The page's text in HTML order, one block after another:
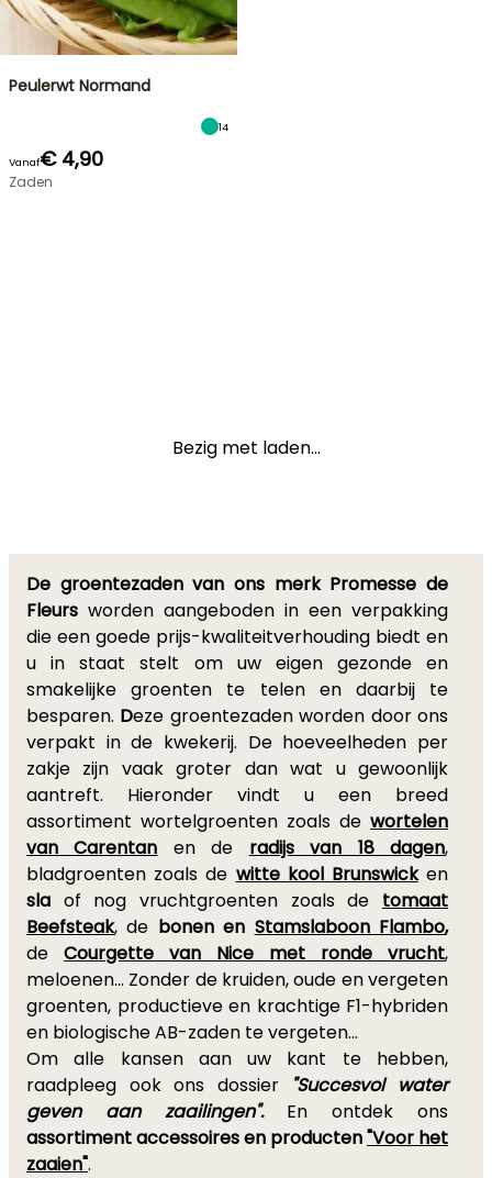
Peulerwt Normand
14
Vanaf€ 4,90
Zaden
Bezig met laden...
De groentezaden van ons merk Promesse de
Fleurs worden aangeboden in een verpakking
die een goede prijs-kwaliteitverhouding biedt en
u in staat stelt om uw eigen gezonde en
smakelijke groenten te telen en daarbij te
besparen. Deze groentezaden worden door ons
verpakt in de kwekerij. De hoeveelheden per
zakje zijn vaak groter dan wat u gewoonlijk
aantreft. Hieronder vindt u een breed
assortiment wortelgroenten zoals de wortelen
van Carentan en de radijs van 18 dagen,
bladgroenten zoals de witte kool Brunswicken
sla of nog vruchtgroenten zoals de tomaat
Beefsteak, de bonen en Stamslaboon Flambo,
de Courgette van Nice met ronde vrucht,
meloenen... Zonder de kruiden, oude en vergeten
groenten, productieve en krachtige F1-hybriden
en biologische AB-zaden te vergeten...
Om alle kansen aan uw kant te hebben,
raadpleeg ook ons dossier
"Succesvol water
geven aan zaailingen".En ontdek ons
assortiment accessoires en producten"Voor het
zaaien".